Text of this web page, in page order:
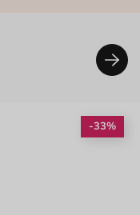
-33%